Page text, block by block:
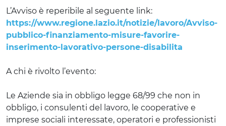
L’Avviso è reperibile al seguente link:
https://www.regione.lazio.it/notizie/lavoro/Avviso-
pubblico-finanziamento-misure-favorire-
inserimento-lavorativo-persone-disabilita
A chi è rivolto l’evento:
Le Aziende sia in obbligo legge 68/99 che non in
obbligo, i consulenti del lavoro, le cooperative e
imprese sociali interessate, operatori e professionisti